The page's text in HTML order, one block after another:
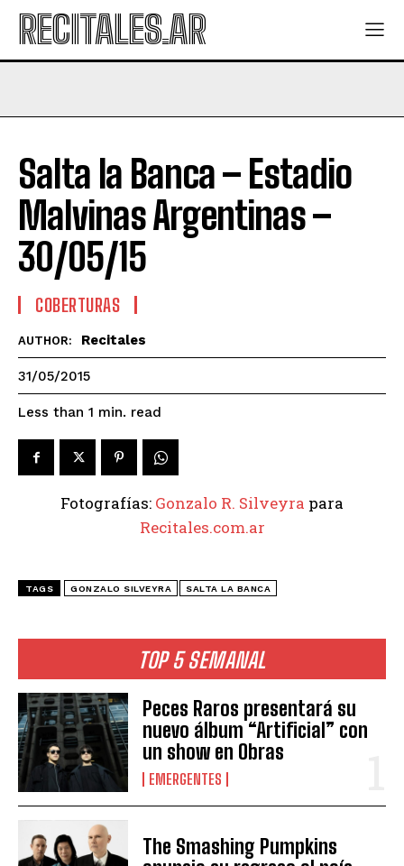
RECITALES.AR
TOP 5 SEMANAL
Peces Raros presentará su
nuevo álbum “Artificial” con
un show en Obras
EMERGENTES
The Smashing Pumpkins
Salta la Banca – Estadio
Malvinas Argentinas –
30/05/15
COBERTURAS
AUTHOR: Recitales
31/05/2015
Less than 1 min. read
Fotografías: Gonzalo R. Silveyra para
Recitales.com.ar
TAGS GONZALO SILVEYRA SALTA LA BANCA